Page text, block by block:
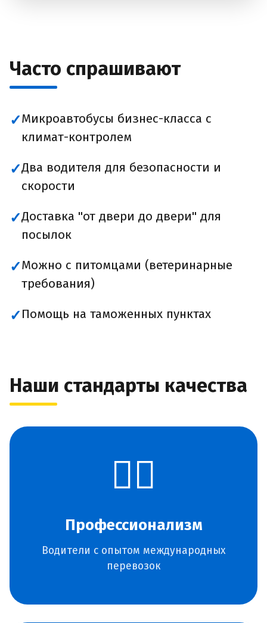
Часто спрашивают
✓Микроавтобусы бизнес-класса с
климат-контролем
✓Два водителя для безопасности и
скорости
✓Доставка "от двери до двери" для
посылок
✓Можно с питомцами (ветеринарные
требования)
✓ Помощь на таможенных пунктах
Наши стандарты качества
👨‍✈️
Профессионализм
Водители с опытом международных
перевозок